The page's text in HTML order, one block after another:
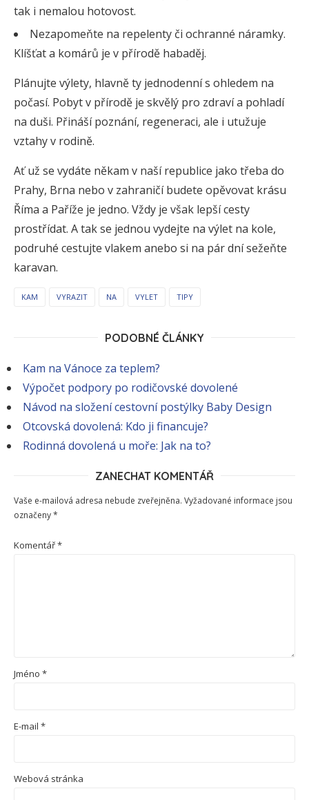
tak i nemalou hotovost.
Nezapomeňte na repelenty či ochranné náramky.
Klíšťat a komárů je v přírodě habaděj.
Plánujte výlety, hlavně ty jednodenní s ohledem na
počasí. Pobyt v přírodě je skvělý pro zdraví a pohladí
na duši. Přináší poznání, regeneraci, ale i utužuje
vztahy v rodině.
Ať už se vydáte někam v naší republice jako třeba do
Prahy, Brna nebo v zahraničí budete opěvovat krásu
Říma a Paříže je jedno. Vždy je však lepší cesty
prostřídat. A tak se jednou vydejte na výlet na kole,
podruhé cestujte vlakem anebo si na pár dní sežeňte
karavan.
KAM VYRAZIT NA VYLET TIPY
PODOBNÉ ČLÁNKY
Kam na Vánoce za teplem?
Výpočet podpory po rodičovské dovolené
Návod na složení cestovní postýlky Baby Design
Otcovská dovolená: Kdo ji financuje?
Rodinná dovolená u moře: Jak na to?
ZANECHAT KOMENTÁŘ
Vaše e-mailová adresa nebude zveřejněna. Vyžadované informace jsou
označeny*
Komentář*
Jméno *
E-mail *
Webová stránka